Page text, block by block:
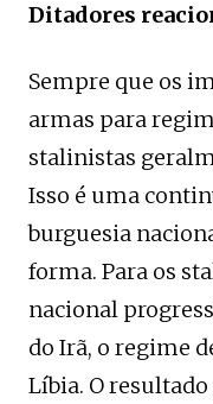
Ditadores
Sempre que os
armas para
stalinistas
Isso é uma
burguesia
forma. Para os
nacional
do Irã, o regime
Líbia. O